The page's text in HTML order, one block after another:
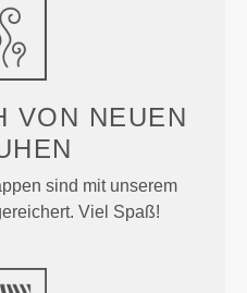
VON NEUEN
sind mit unserem
Viel Spaß!